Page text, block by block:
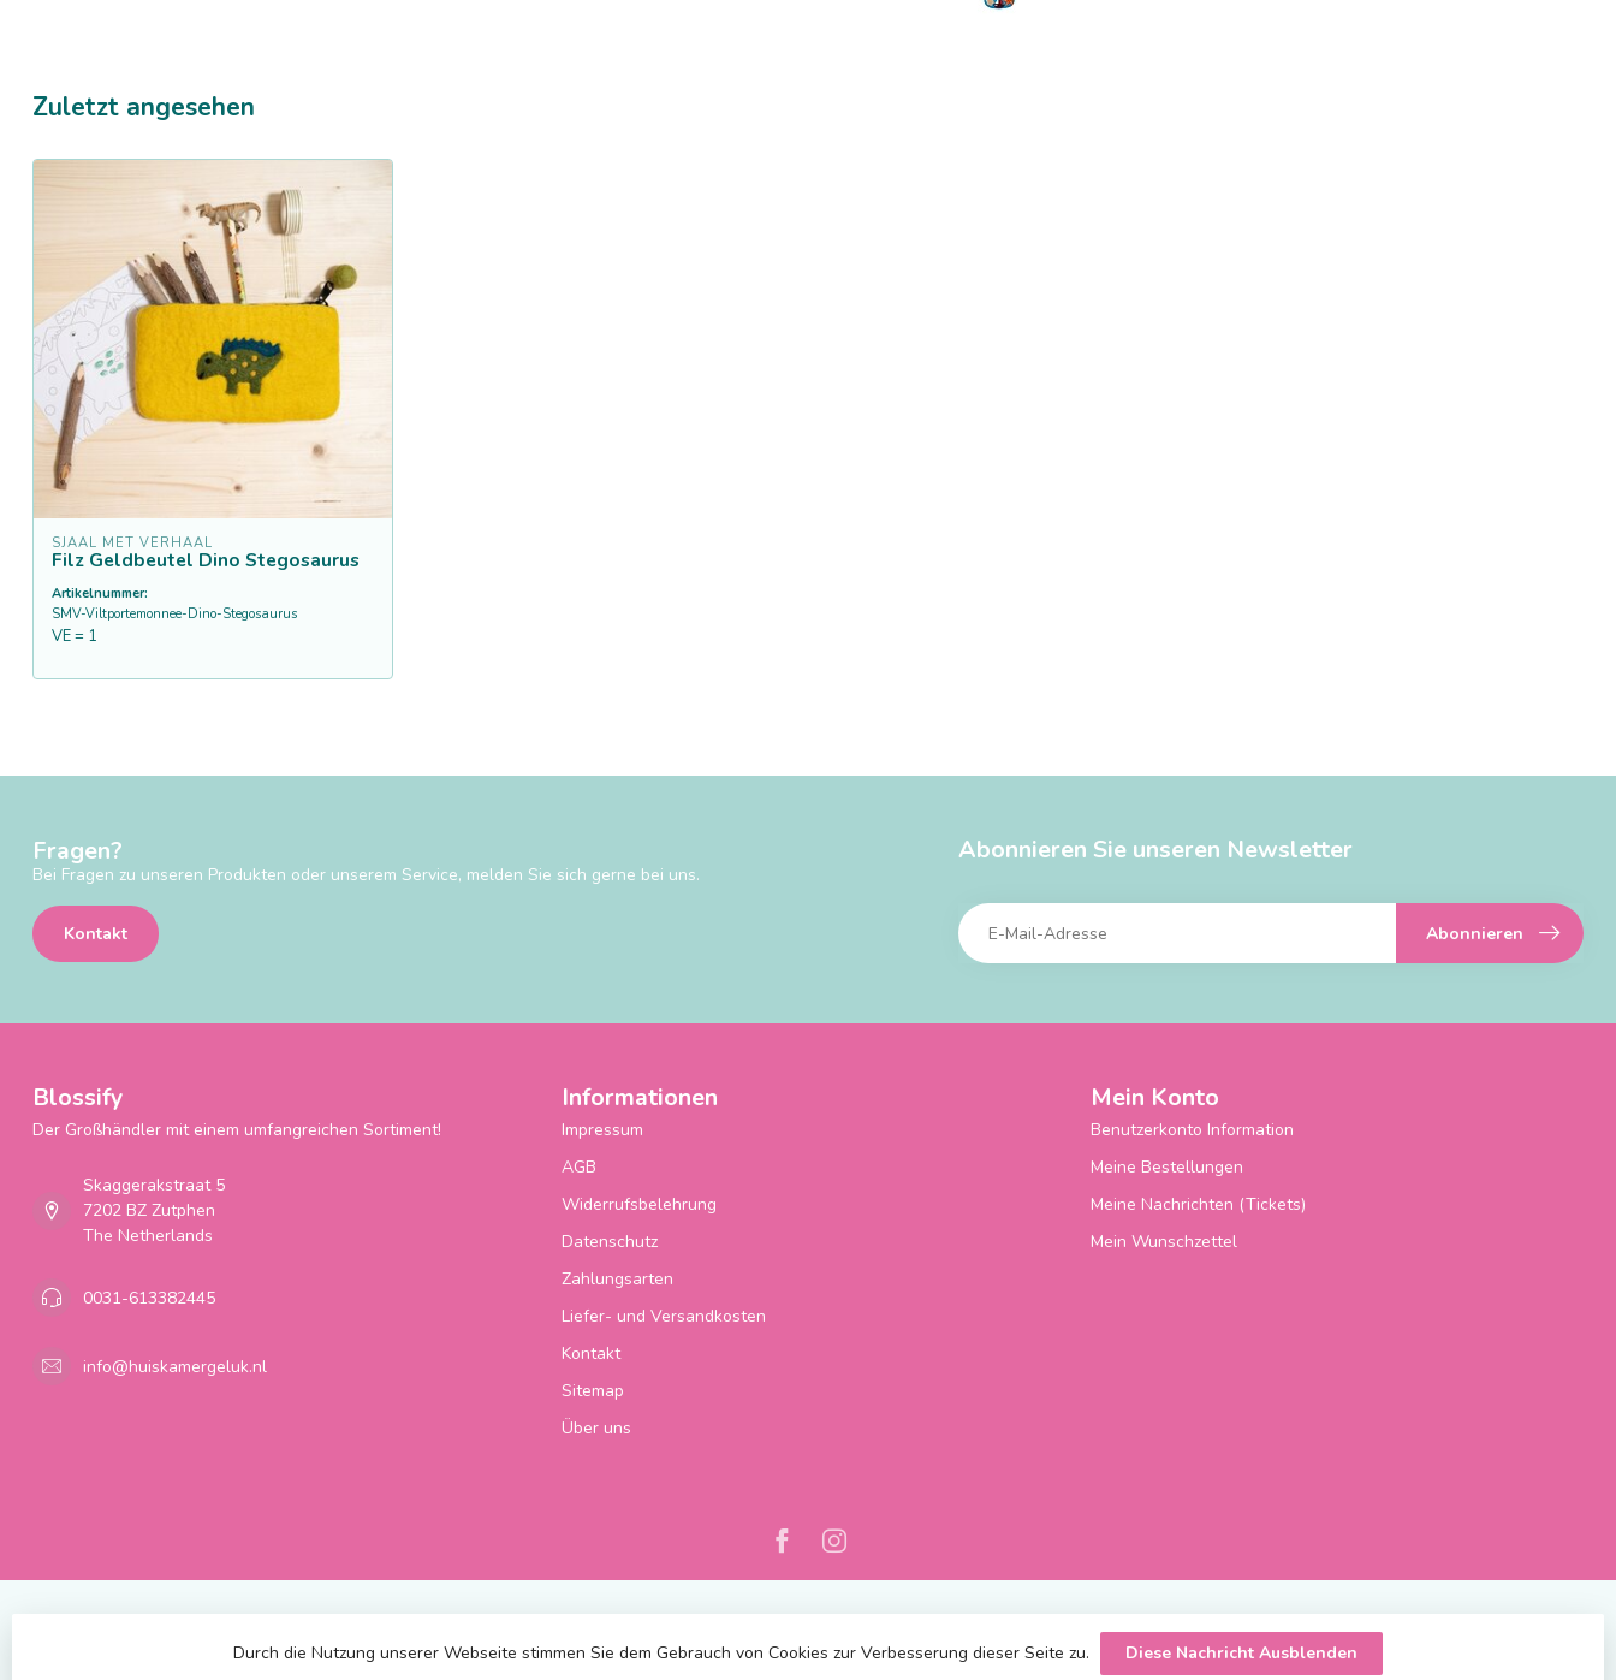
Zuletzt angesehen
SJAAL MET VERHAAL
Filz Geldbeutel Dino Stegosaurus
Artikelnummer:
SMV-Viltportemonnee-Dino-Stegosaurus
VE = 1
Fragen?
Bei Fragen zu unseren Produkten oder unserem Service, melden Sie sich gerne bei uns.
Kontakt
Abonnieren Sie unseren Newsletter
Abonnieren
Blossify
Der Großhändler mit einem umfangreichen Sortiment!
Skaggerakstraat 5
7202 BZ Zutphen
The Netherlands
0031-613382445
info@huiskamergeluk.nl
Informationen
Impressum
AGB
Widerrufsbelehrung
Datenschutz
Zahlungsarten
Liefer- und Versandkosten
Kontakt
Sitemap
Über uns
Mein Konto
Benutzerkonto Information
Meine Bestellungen
Meine Nachrichten (Tickets)
Mein Wunschzettel
Durch die Nutzung unserer Webseite stimmen Sie dem Gebrauch von Cookies zur Verbesserung dieser Seite zu. Diese Nachricht Ausblenden